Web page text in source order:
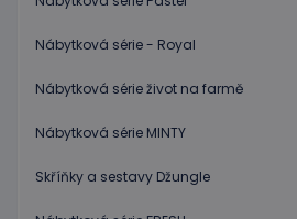
Nábytková série - Royal
Nábytková série život na farmě
Nábytková série MINTY
Skříňky a sestavy Džungle